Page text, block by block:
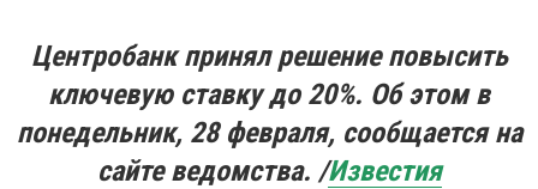
Центробанк принял решение повысить
ключевую ставку до 20%. Об этом в
понедельник, 28 февраля, сообщается на
сайте ведомства. /Известия